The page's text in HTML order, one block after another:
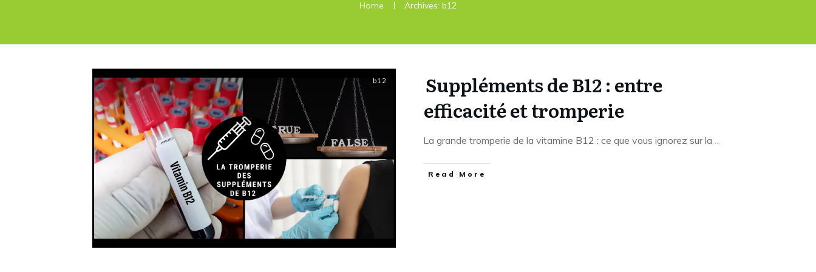
Home | Archives: b12
b12
Suppléments de B12 : entre
efficacité et tromperie
La grande tromperie de la vitamine B12 : ce que vous ignorez sur la
Read More